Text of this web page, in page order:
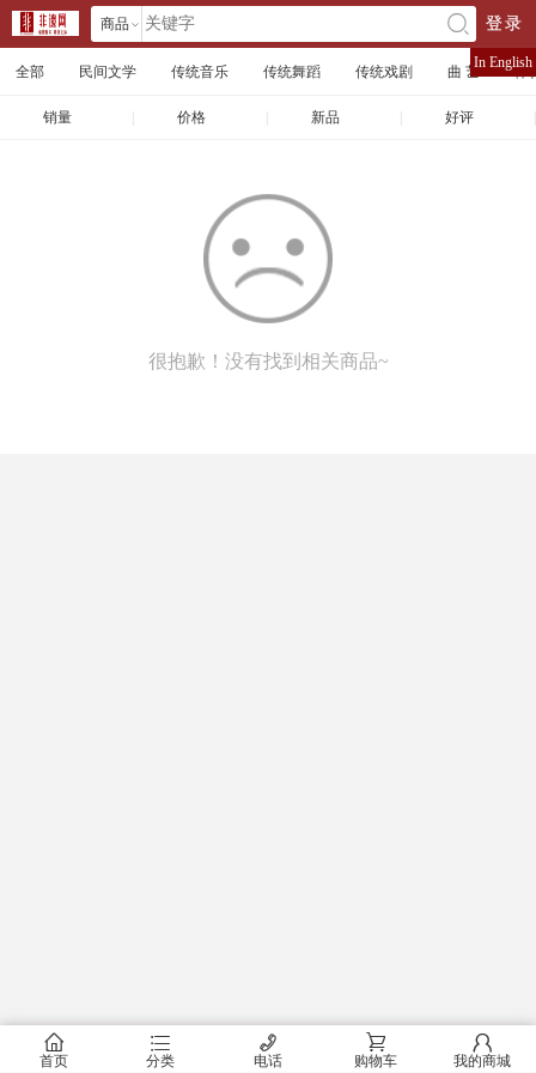
商品 󰄘 登录
全部 民间文学 传统音乐 传统舞蹈 传统戏剧 曲 艺 体
销量 价格 新品 好评
很抱歉！没有找到相关商品~
In English
󰂠
首页
󰂦
分类
󰄫
电话
󰂟
购物车
󰂢
我的商城